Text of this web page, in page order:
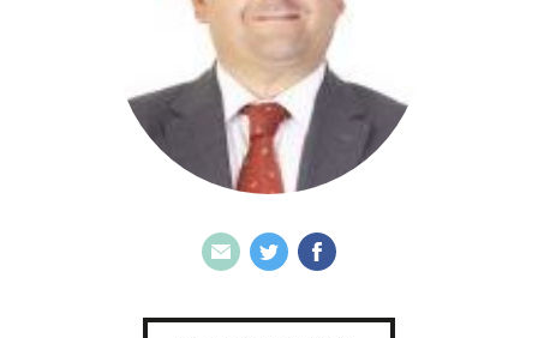
GRUPOS
INICIATIVAS